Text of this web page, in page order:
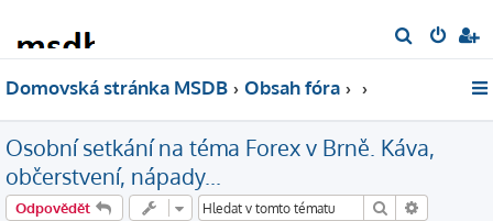
l
a
Domovská stránka MSDB Obsah fóra
Osobní setkání na téma Forex v Brně. Káva,
občerstvení, nápady...
Odpovědět Hledat